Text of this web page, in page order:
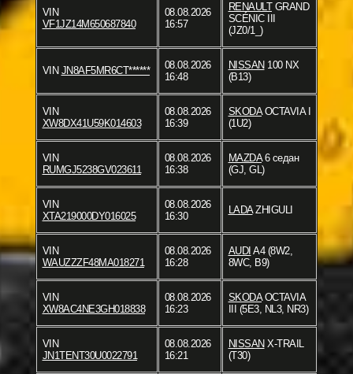
VIN
VF1JZ14M650687840
08.08.2026
16:57
RENAULTGRAND
SCÉNIC III
(JZ0/1_)
VIN JN8AF5MR6CT******
08.08.2026
16:48
NISSAN 100 NX
(B13)
VIN
XW8DX41U59K014603
08.08.2026
16:39
SKODAOCTAVIA I
(1U2)
VIN
RUMGJ5238GV023611
08.08.2026
16:38
MAZDA6 седан
(GJ, GL)
VIN
XTA219000DY016025
08.08.2026
16:30
LADAZHIGULI
VIN
WAUZZZF48MA018271
08.08.2026
16:28
AUDI A4 (8W2,
8WC, B9)
VIN
XW8AC4NE3GH018838
08.08.2026
16:23
SKODAOCTAVIA
III (5E3, NL3, NR3)
VIN
JN1TENT30U0022791
08.08.2026
16:21
NISSAN X-TRAIL
(T30)